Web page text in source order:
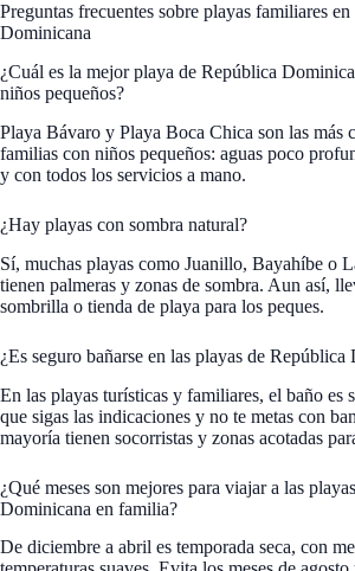
Preguntas frecuentes sobre playas familiares
Dominicana
¿Cuál es la mejor playa de República
niños pequeños?
Playa Bávaro y Playa Boca Chica son las más
familias con niños pequeños: aguas poco
y con todos los servicios a mano.
¿Hay playas con sombra natural?
Sí, muchas playas como Juanillo, Bayahíbe o
tienen palmeras y zonas de sombra. Aun así,
sombrilla o tienda de playa para los peques.
¿Es seguro bañarse en las playas de República
En las playas turísticas y familiares, el baño es
que sigas las indicaciones y no te metas con
mayoría tienen socorristas y zonas acotadas
¿Qué meses son mejores para viajar a las
Dominicana en familia?
De diciembre a abril es temporada seca, con